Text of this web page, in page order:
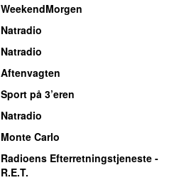
WeekendMorgen
Natradio
Natradio
Aftenvagten
Sport på 3’eren
Natradio
Monte Carlo
Radioens Efterretningstjeneste -
R.E.T.